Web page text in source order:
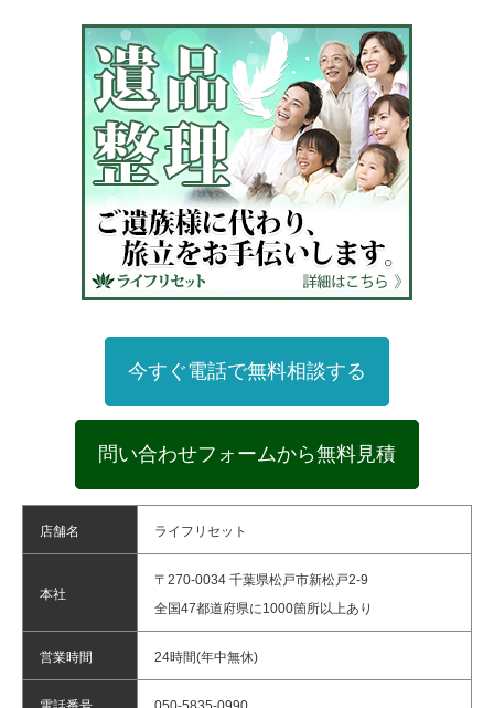
今すぐ電話で無料相談する
問い合わせフォームから無料見積
店舗名 ライフリセット
本社
〒270-0034 千葉県松戸市新松戸2-9
全国47都道府県に1000箇所以上あり
営業時間 24時間(年中無休)